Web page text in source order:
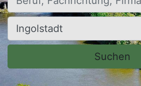
Ort, Stadt
Suchen